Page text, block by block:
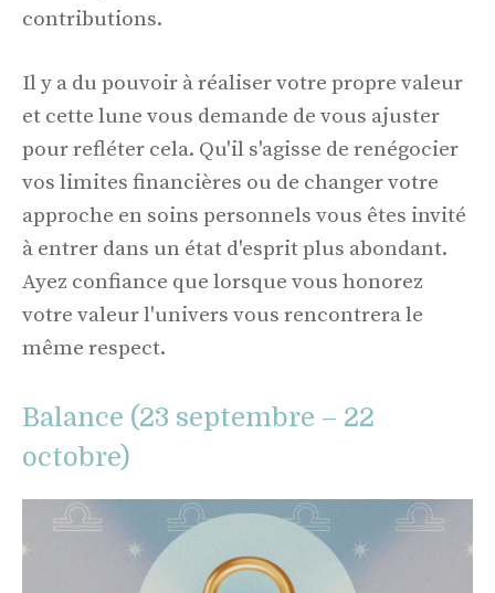
contributions.
Il y a du pouvoir à réaliser votre propre valeur
et cette lune vous demande de vous ajuster
pour refléter cela. Qu'il s'agisse de renégocier
vos limites financières ou de changer votre
approche en soins personnels vous êtes invité
à entrer dans un état d'esprit plus abondant.
Ayez confiance que lorsque vous honorez
votre valeur l'univers vous rencontrera le
même respect.
Balance (23 septembre – 22
octobre)